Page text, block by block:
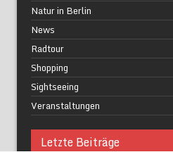
Natur in Berlin
News
Radtour
Shopping
Sightseeing
Veranstaltungen
Letzte Beiträge